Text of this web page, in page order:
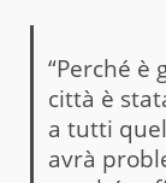
“Perché è
città è
a tutti
avrà